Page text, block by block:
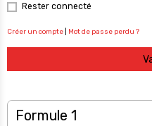
Rester connecté
Créer un compte Mot de passe perdu ?
Formule 1